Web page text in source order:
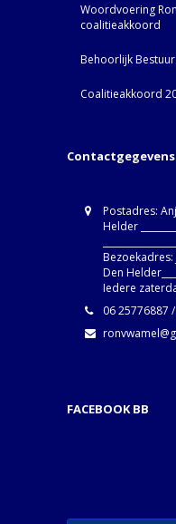
Woordvoering
coalitieakkoord
Behoorlijk
Coalitieakkoord
Contactgegevens
Postadres:
Helder
Bezoekadres:
Den
Iedere
06 25776887
FACEBOOK BB